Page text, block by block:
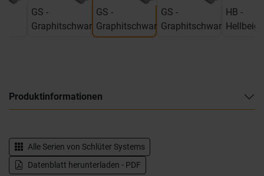
GS -
Graphitschwarz
GS -
Graphitschwarz
GS -
Graphitschwarz
HB -
Hellbeige
Produktinformationen
Alle Serien von Schlüter Systems
Datenblatt herunterladen - PDF